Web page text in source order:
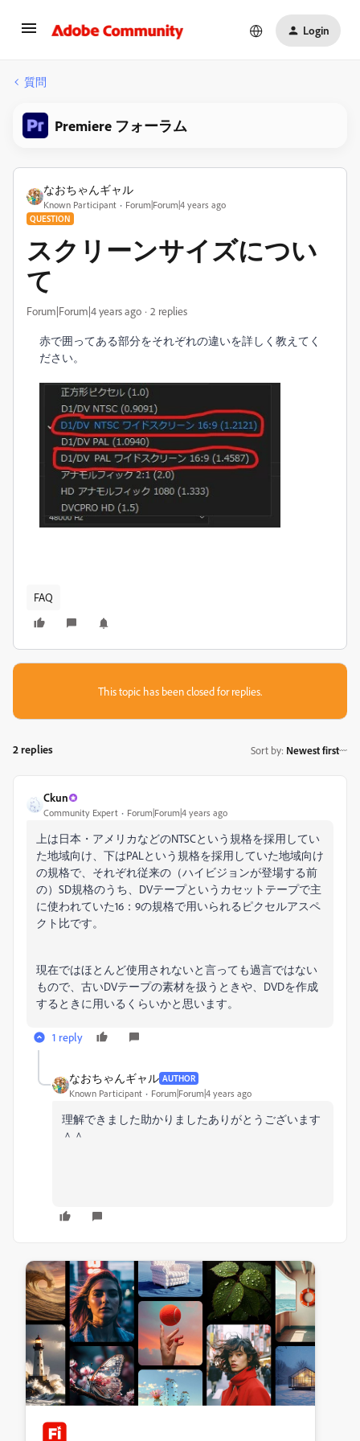
Login
質問
Premiere フォーラム
なおちゃんギャル
Known Participant Forum|Forum|4 years ago
QUESTION
スクリーンサイズについ
て
Forum|Forum|4 years ago 2 replies
赤で囲ってある部分をそれぞれの違いを詳しく教えてく
ださい。
FAQ
This topic has been closed for replies.
2 replies Sort by: Newest first
Ckun
Community Expert Forum|Forum|4 years ago
上は日本・アメリカなどのNTSCという規格を採用してい
た地域向け、下はPALという規格を採用していた地域向け
の規格で、それぞれ従来の（ハイビジョンが登場する前
の）SD規格のうち、DVテープというカセットテープで主
に使われていた16：9の規格で用いられるピクセルアスペ
クト比です。
現在ではほとんど使用されないと言っても過言ではない
もので、古いDVテープの素材を扱うときや、DVDを作成
するときに用いるくらいかと思います。
1 reply
なおちゃんギャル AUTHOR
Known Participant Forum|Forum|4 years ago
理解できました助かりましたありがとうございます
＾＾